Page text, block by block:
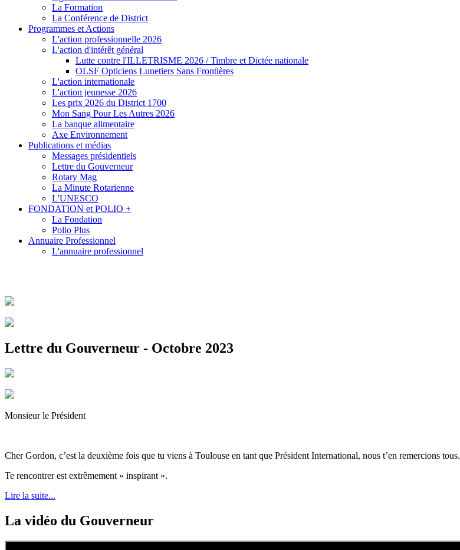
La Formation
La Conférence de District
Programmes et Actions
L'action professionnelle 2026
L'action d'intérêt général
Lutte contre l'ILLETRISME 2026 / Timbre et Dictée nationale
OLSF Opticiens Lunetiers Sans Frontières
L'action internationale
L'action jeunesse 2026
Les prix 2026 du District 1700
Mon Sang Pour Les Autres 2026
La banque alimentaire
Axe Environnement
Publications et médias
Messages présidentiels
Lettre du Gouverneur
Rotary Mag
La Minute Rotarienne
L'UNESCO
FONDATION et POLIO +
La Fondation
Polio Plus
Annuaire Professionnel
L'annuaire professionnel
Lettre du Gouverneur - Octobre 2023
Monsieur le Président
Cher Gordon, c’est la deuxième fois que tu viens à Toulouse en tant que Président International, nous t’en remercions tous.
Te rencontrer est extrêmement « inspirant ».
Lire la suite...
La vidéo du Gouverneur